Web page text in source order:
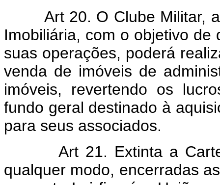
Art 20. O Clube Militar,
Imobiliária, com o objetivo
suas operações, poderá
venda de imóveis de
imóveis, revertendo os
fundo geral destinado à
para seus associados.
Art 21. Extinta a
qualquer modo, encerradas